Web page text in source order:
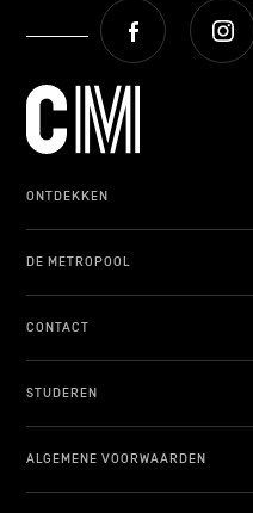
Facebook
ONTDEKKEN
DE METROPOOL
CONTACT
STUDEREN
ALGEMENE VOORWAARDEN